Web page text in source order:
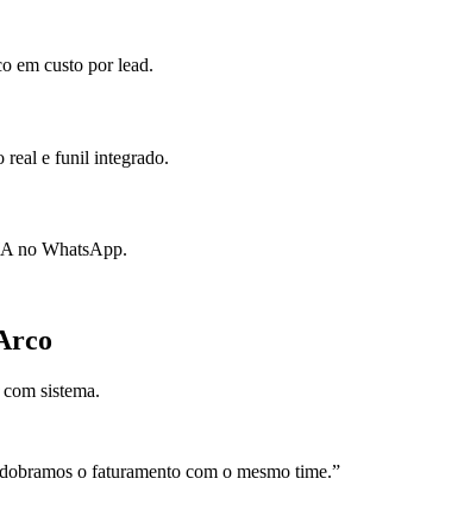
em custo por lead.
real e funil integrado.
no WhatsApp.
sistema.
o faturamento com o mesmo time.”